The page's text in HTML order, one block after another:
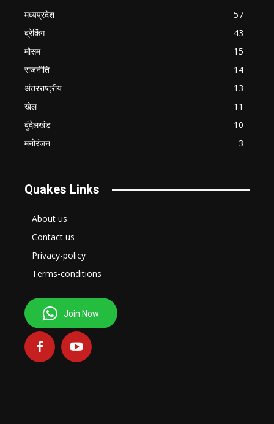
मध्यप्रदेश
57
ब्रेकिंग
43
मौसम
15
राजनीति
14
अंतरराष्ट्रीय
13
खेल
11
बुंदेलखंड
10
मनोरंजन
3
Quakes Links
About us
Contact us
Privacy-policy
Terms-conditions
Join Now